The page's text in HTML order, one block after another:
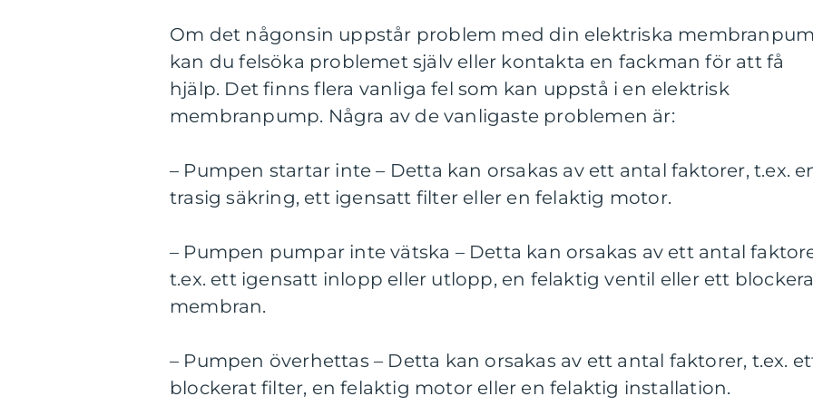
Om det någonsin uppstår problem med din elektriska
kan du felsöka problemet själv eller kontakta en fackman för att få
hjälp. Det finns flera vanliga fel som kan uppstå i en elektrisk
membranpump. Några av de vanligaste problemen är:
– Pumpen startar inte – Detta kan orsakas av ett antal faktorer, t.ex.
trasig säkring, ett igensatt filter eller en felaktig motor.
– Pumpen pumpar inte vätska – Detta kan orsakas av ett antal
t.ex. ett igensatt inlopp eller utlopp, en felaktig ventil eller ett
membran.
– Pumpen överhettas – Detta kan orsakas av ett antal faktorer, t.ex.
blockerat filter, en felaktig motor eller en felaktig installation.